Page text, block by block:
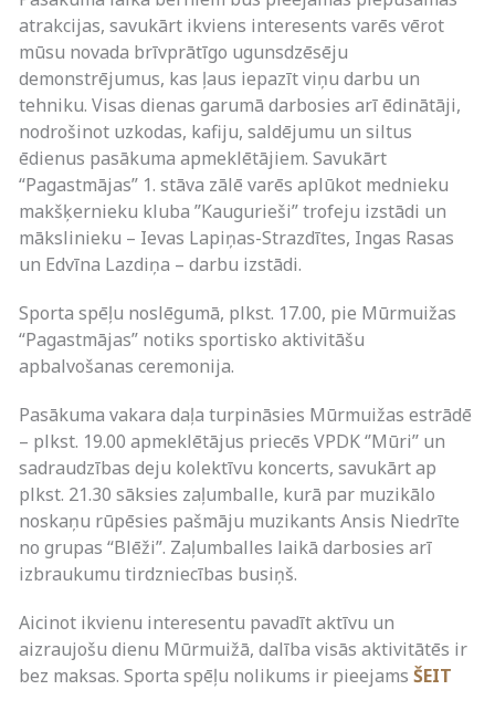
atrakcijas, savukārt ikviens interesents varēs vērot
mūsu novada brīvprātīgo ugunsdzēsēju
demonstrējumus, kas ļaus iepazīt viņu darbu un
tehniku. Visas dienas garumā darbosies arī ēdinātāji,
nodrošinot uzkodas, kafiju, saldējumu un siltus
ēdienus pasākuma apmeklētājiem. Savukārt
“Pagastmājas” 1. stāva zālē varēs aplūkot mednieku
makšķernieku kluba ”Kaugurieši” trofeju izstādi un
mākslinieku – Ievas Lapiņas-Strazdītes, Ingas Rasas
un Edvīna Lazdiņa – darbu izstādi.
Sporta spēļu noslēgumā, plkst. 17.00, pie Mūrmuižas
“Pagastmājas” notiks sportisko aktivitāšu
apbalvošanas ceremonija.
Pasākuma vakara daļa turpināsies Mūrmuižas estrādē
– plkst. 19.00 apmeklētājus priecēs VPDK ‘’Mūri’’ un
sadraudzības deju kolektīvu koncerts, savukārt ap
plkst. 21.30 sāksies zaļumballe, kurā par muzikālo
noskaņu rūpēsies pašmāju muzikants Ansis Niedrīte
no grupas “Blēži”. Zaļumballes laikā darbosies arī
izbraukumu tirdzniecības busiņš.
Aicinot ikvienu interesentu pavadīt aktīvu un
aizraujošu dienu Mūrmuižā, dalība visās aktivitātēs ir
bez maksas. Sporta spēļu nolikums ir pieejams ŠEIT